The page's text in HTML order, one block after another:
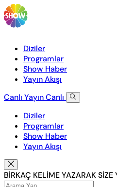
Diziler
Programlar
Show Haber
Yayın Akışı
Canlı YayınCanlı
Diziler
Programlar
Show Haber
Yayın Akışı
BİRKAÇ KELİME YAZARAK